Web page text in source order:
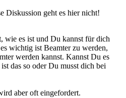
Diskussion geht es hier nicht!
wie es ist und Du kannst für dich
wichtig ist Beamter zu werden,
werden kannst. Kannst Du es
das so oder Du musst dich bei
aber oft eingefordert.